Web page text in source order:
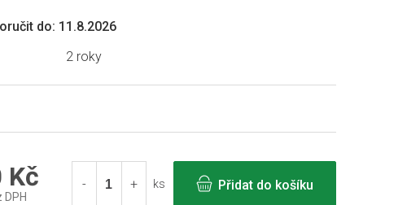
do: 11.8.2026
2 roky
Kč
DPH
ks Přidat do košíku